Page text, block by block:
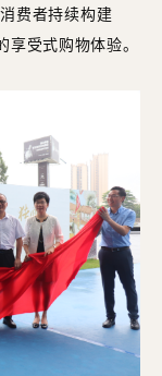
费者持续构建
享受式购物体验。